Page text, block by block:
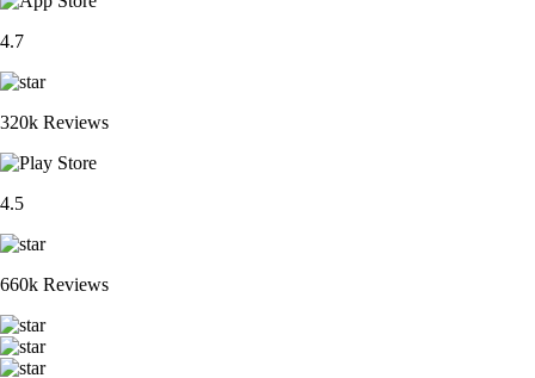
4.7
320k Reviews
4.5
660k Reviews